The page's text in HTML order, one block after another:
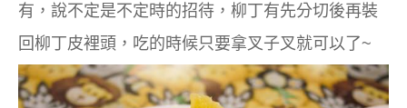
有，說不定是不定時的招待，柳丁有先分切後再裝
回柳丁皮裡頭，吃的時候只要拿叉子叉就可以了~